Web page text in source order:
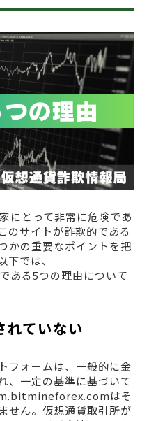
とって非常に危険であ
のサイトが詐欺的である
かの重要なポイントを把
では、
る5つの理由について
れていない
フォームは、一般的に金
、一定の基準に基づいて
はそ
せん。仮想通貨取引所が